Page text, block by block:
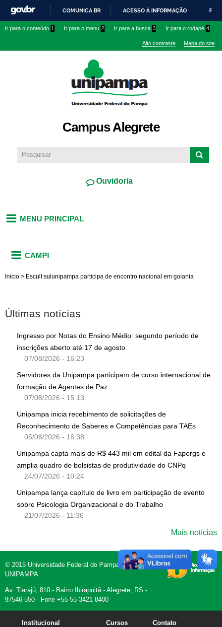
conteúdo
IR
O
COMUNICA BR ACESSO À INFORMAÇÃO
Ir para o conteúdo 1 Ir para o menu 2 Ir para a busca 3 Ir para o rodapé 4
Alto contraste Mapa do site
Campus Alegrete
Ouvidoria
MENU PRINCIPAL
CAMPI
Início > Escult sulunipampa participa de encontro nacional em goiania
Últimas notícias
Ingresso por Notas do Ensino Médio: segundo período de
inscrições aberto até 17 de agosto
07/08/2026 - 16:23
Servidores da Unipampa participam de curso internacional de
formação de Agentes de Paz
07/08/2026 - 15:13
Unipampa inicia recebimento de solicitações de
Reconhecimento de Saberes e Competências para TAEs
05/08/2026 - 16:38
Unipampa capta mais de R$ 443 mil em edital da Fapergs e
amplia quadro de bolsistas de produtividade do CNPq
24/07/2026 - 10:24
Unipampa lança capítulo de livro em participação de evento
sobre Psicologia Organizacional e do Trabalho
21/07/2026 - 11:36
Mais notícias
© 2015 Universidade Federal do Pampa -
UNIPAMPA
Av. Tiarajú, 810 - Bairro Ibirapuitã - Alegrete, RS -
97546-550 - Fone +55 55 3421 8400
Institucional Cursos Contato